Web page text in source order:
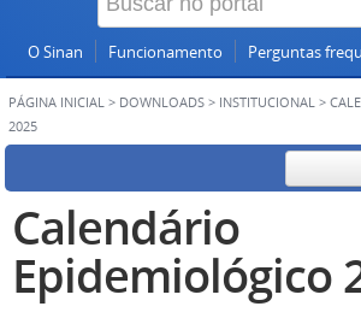
O Sinan Funcionamento Perguntas
PÁGINA INICIAL > DOWNLOADS > INSTITUCIONAL >
2025
Calendário
Epidemiológico